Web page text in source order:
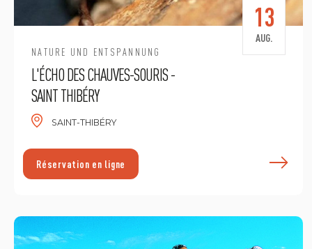
NATURE UND ENTSPANNUNG
L'ÉCHO DES CHAUVES-SOURIS -
SAINT THIBÉRY
SAINT-THIBÉRY
13
AUG.
Réservation en ligne